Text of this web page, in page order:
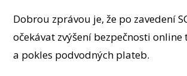
Dobrou zprávou je, že po zavedení
očekávat zvýšení bezpečnosti online
a pokles podvodných plateb.